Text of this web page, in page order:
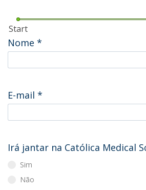
Start
Nome *
E-mail *
Irá jantar na Católica Medical
Sim
Não